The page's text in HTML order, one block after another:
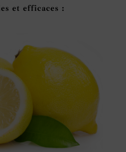
et efficaces :